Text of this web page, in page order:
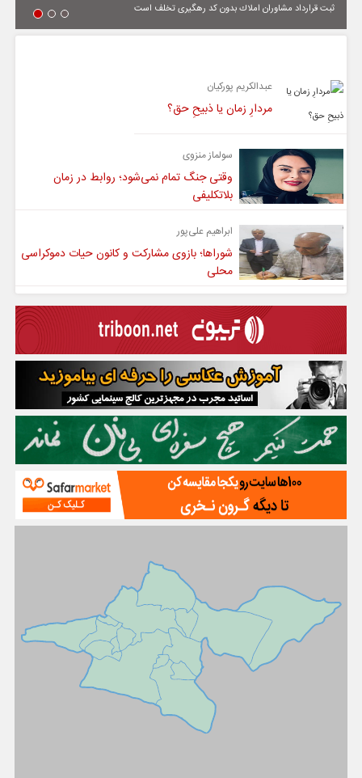
ثبت قرارداد مشاوران املاك بدون كد رهگیری تخلف است
عبدالکریم پورکیان
مردارِ زمان یا ذبیحِ حق؟
سولماز منزوی
وقتی جنگ تمام نمی‌شود؛ روابط در زمان
بلاتکلیفی
ابراهیم علی‌پور
شوراها؛ بازوی مشارکت و کانون حیات دموکراسی
محلی